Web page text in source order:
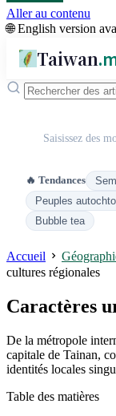
Aller au contenu
🌐 English version
Taiwan
Saisissez des
🔥 Tendances
Peuples
Bubble tea
Accueil
cultures régionales
Caractères
De la métropole
capitale de Tainan,
identités locales
Table des matières